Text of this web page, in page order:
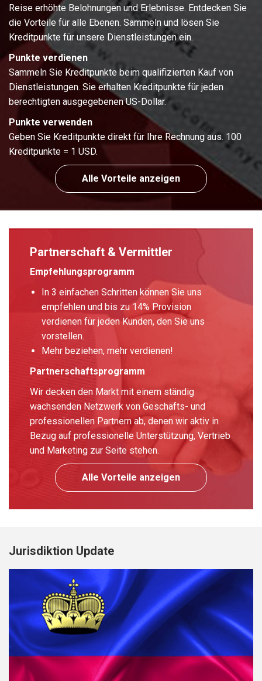
Reise erhöhte Belohnungen und Erlebnisse. Entdecken Sie
die Vorteile für alle Ebenen. Sammeln und lösen Sie
Kreditpunkte für unsere Dienstleistungen ein.
Punkte verdienen
Sammeln Sie Kreditpunkte beim qualifizierten Kauf von
Dienstleistungen. Sie erhalten Kreditpunkte für jeden
berechtigten ausgegebenen US-Dollar.
Punkte verwenden
Geben Sie Kreditpunkte direkt für Ihre Rechnung aus. 100
Kreditpunkte = 1 USD.
Alle Vorteile anzeigen
Partnerschaft & Vermittler
Empfehlungsprogramm
In 3 einfachen Schritten können Sie uns
empfehlen und bis zu 14% Provision
verdienen für jeden Kunden, den Sie uns
vorstellen.
Mehr beziehen, mehr verdienen!
Partnerschaftsprogramm
Wir decken den Markt mit einem ständig
wachsenden Netzwerk von Geschäfts- und
professionellen Partnern ab, denen wir aktiv in
Bezug auf professionelle Unterstützung, Vertrieb
und Marketing zur Seite stehen.
Alle Vorteile anzeigen
Jurisdiktion Update